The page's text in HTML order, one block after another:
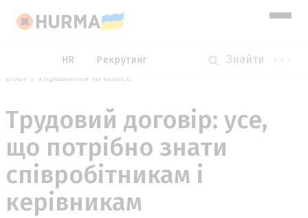
HR
Рекрутинг
Блог
Управління та бізнес
Трудовий договір: усе,
що потрібно знати
співробітникам і
керівникам